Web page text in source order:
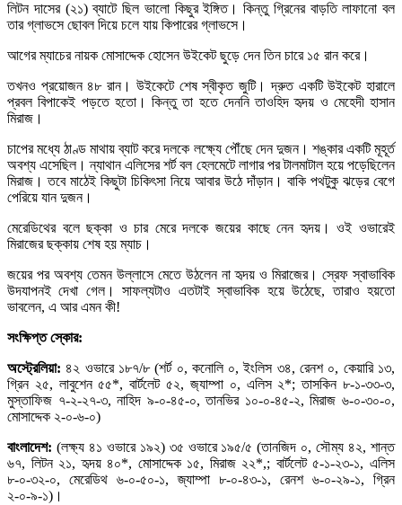
লিটন দাসের (২১) ব্যাটে ছিল ভালো কিছুর ইঙ্গিত। কিন্তু গ্রিনের বাড়তি লাফানো বল
তার গ্লাভসে ছোবল দিয়ে চলে যায় কিপারের গ্লাভসে।
আগের ম্যাচের নায়ক মোসাদ্দেক হোসেন উইকেট ছুড়ে দেন তিন চারে ১৫ রান করে।
তখনও প্রয়োজন ৪৮ রান। উইকেটে শেষ স্বীকৃত জুটি। দ্রুত একটি উইকেট হারালে
প্রবল বিপাকেই পড়তে হতো। কিন্তু তা হতে দেননি তাওহিদ হৃদয় ও মেহেদী হাসান
মিরাজ।
চাপের মধ্যে ঠাণ্ড মাথায় ব্যাট করে দলকে লক্ষ্যে পৌঁছে দেন দুজন। শঙ্কার একটি মূহূর্ত
অবশ্য এসেছিল। ন্যাথান এলিসের শর্ট বল হেলমেটে লাগার পর টালমাটাল হয়ে পড়েছিলেন
মিরাজ। তবে মাঠেই কিছুটা চিকিৎসা নিয়ে আবার উঠে দাঁড়ান। বাকি পথটুকু ঝড়ের বেগে
পেরিয়ে যান দুজন।
মেরেডিথের বলে ছক্কা ও চার মেরে দলকে জয়ের কাছে নেন হৃদয়। ওই ওভারেই
মিরাজের ছক্কায় শেষ হয় ম্যাচ।
জয়ের পর অবশ্য তেমন উল্লাসে মেতে উঠলেন না হৃদয় ও মিরাজের। স্রেফ স্বাভাবিক
উদযাপনই দেখা গেল। সাফল্যটাও এতটাই স্বাভাবিক হয়ে উঠেছে, তারাও হয়তো
ভাবলেন, এ আর এমন কী!
সংক্ষিপ্ত স্কোর:
অস্ট্রেলিয়া: ৪২ ওভারে ১৮৭/৮ (শর্ট ০, কনোলি ০, ইংলিস ৩৪, রেনশ ০, কেয়ারি ১৩,
গ্রিন ২৫, লাবুশেন ৫৫*, বার্টলেট ৫২, জ‍্যাম্পা ০, এলিস ২*; তাসকিন ৮-১-৩৩-৩,
মুস্তাফিজ ৭-২-২৭-৩, নাহিদ ৯-০-৪৫-০, তানভির ১০-০-৪৫-২, মিরাজ ৬-০-৩০-০,
মোসাদ্দেক ২-০-৬-০)
বাংলাদেশ: (লক্ষ্য ৪১ ওভারে ১৯২) ৩৫ ওভারে ১৯৫/৫ (তানজিদ ০, সৌম্য ৪২, শান্ত
৬৭, লিটন ২১, হৃদয় ৪০*, মোসাদ্দেক ১৫, মিরাজ ২২*,; বার্টলেট ৫-১-২৩-১, এলিস
৮-০-৩২-০, মেরেডিথ ৬-০-৫০-১, জ্যাম্পা ৮-০-৪৩-১, রেনশ ৬-০-২৯-১, গ্রিন
২-০-৯-১)।